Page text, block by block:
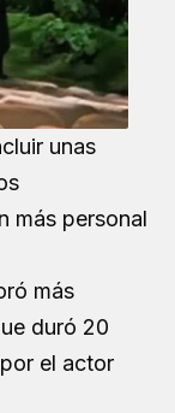
unas
más personal
más
duró 20
el actor